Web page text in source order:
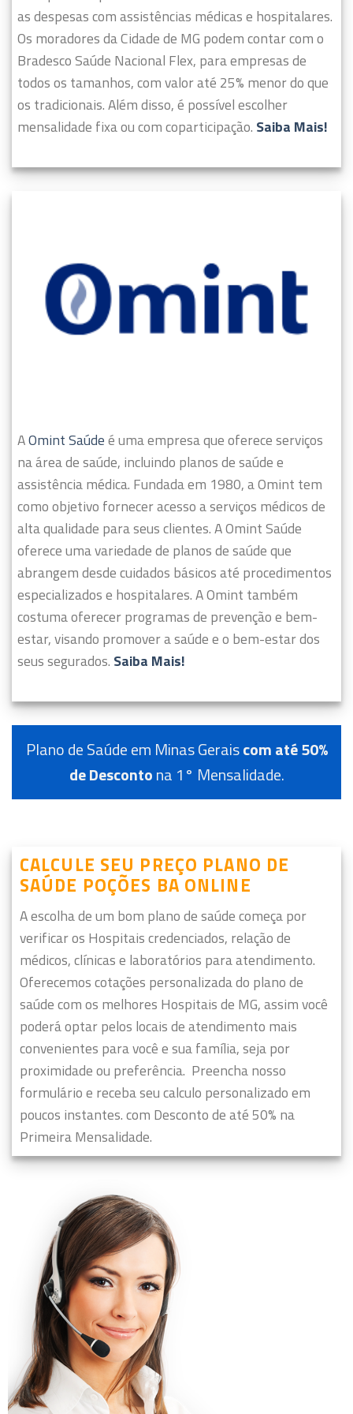
as despesas com assistências médicas e hospitalares.
Os moradores da Cidade de MG podem contar com o
Bradesco Saúde Nacional Flex, para empresas de
todos os tamanhos, com valor até 25% menor do que
os tradicionais. Além disso, é possível escolher
mensalidade fixa ou com coparticipação. Saiba Mais!
AOmint Saúdeé uma empresa que oferece serviços
na área de saúde, incluindo planos de saúde e
assistência médica. Fundada em 1980, a Omint tem
como objetivo fornecer acesso a serviços médicos de
alta qualidade para seus clientes.A Omint Saúde
oferece uma variedade de planos de saúde que
abrangem desde cuidados básicos até procedimentos
especializados e hospitalares. A Omint também
costuma oferecer programas de prevenção e bem-
estar, visando promover a saúde e o bem-estar dos
seus segurados. Saiba Mais!
Plano de Saúde em Minas Geraiscom até 50%
de Descontona 1° Mensalidade.
CALCULE SEU PREÇO PLANO DE
SAÚDE POÇÕES BA ONLINE
A escolha de um bom plano de saúde começa por
verificar os Hospitais credenciados, relação de
médicos, clínicas e laboratórios para atendimento.
Oferecemos cotações personalizada do plano de
saúde com os melhores Hospitais de MG, assim você
poderá optar pelos locais de atendimento mais
convenientes para você e sua família, seja por
proximidade ou preferência. Preencha nosso
formulário e receba seu calculo personalizado em
poucos instantes. com Desconto de até 50% na
Primeira Mensalidade.